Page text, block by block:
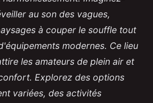
au son des vagues,
à couper le souffle tout
modernes. Ce lieu
les amateurs de plein air et
Explorez des options
variées, des activités